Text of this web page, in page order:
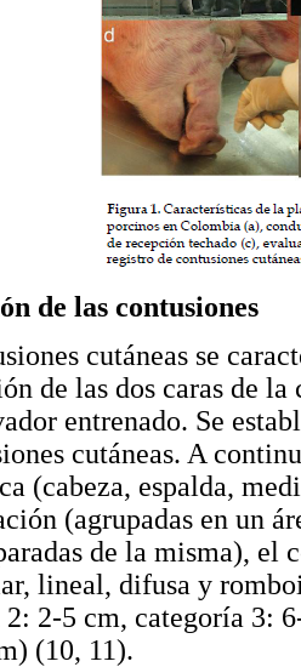
de las contusiones
cutáneas se
de las dos caras de
entrenado. Se
cutáneas. A
(cabeza, espalda,
(agrupadas en un
de la misma),
lineal, difusa y
2: 2-5 cm, categoría 3:
(10, 11).